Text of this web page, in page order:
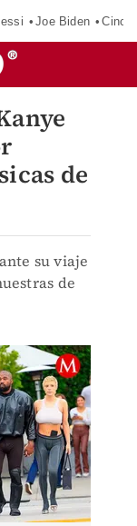
Joe Biden
de
su viaje
de